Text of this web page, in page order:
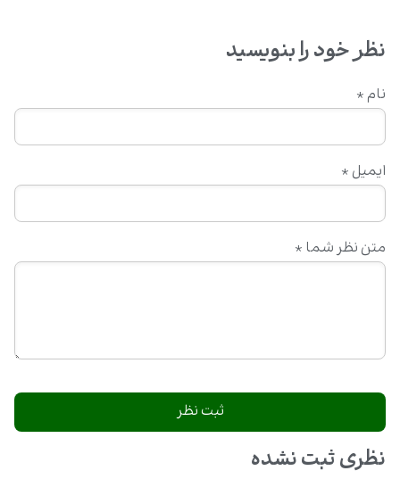
نظر خود را بنویسید
متن نظر شما *
نام *
ایمیل *
نظری ثبت نشده